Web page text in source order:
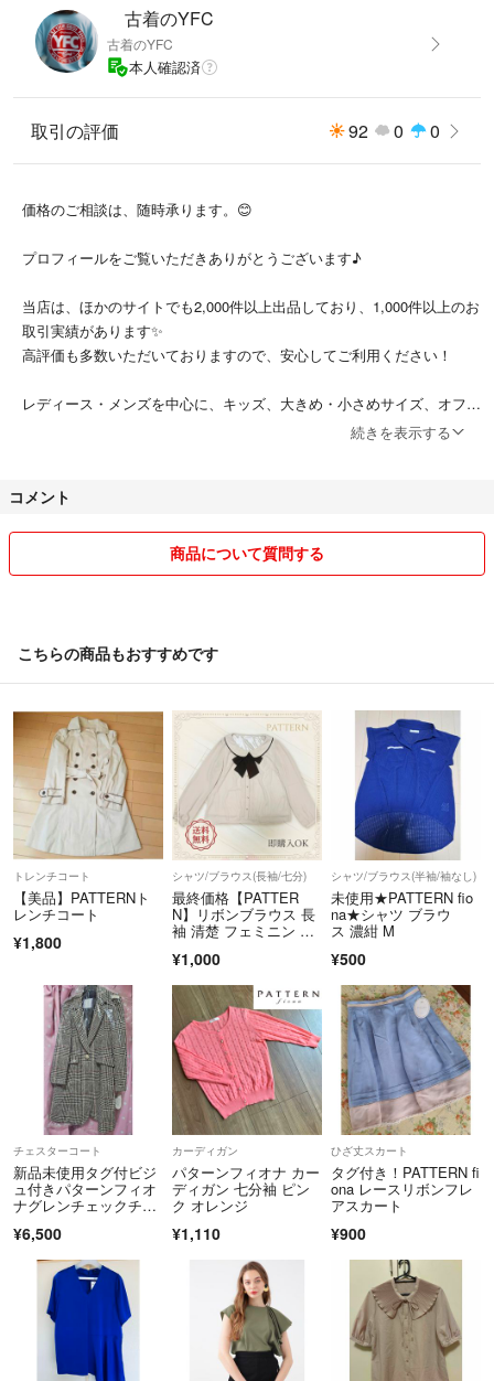
肩幅 約57cm
袖丈 約19cm
※古着商品のため多少のにおいや使用感があります。
#古着のYFC女性用 #PATTERNfiona #ブラウス #ホワイト #半袖ブラウ
ス #レディースM #春夏コーデ
古着のYFC
古着のYFC
本人確認済
取引の評価 92 0 0
価格のご相談は、随時承ります。😊
プロフィールをご覧いただきありがとうございます♪
当店は、ほかのサイトでも2,000件以上出品しており、1,000件以上のお
取引実績があります✨
高評価も多数いただいておりますので、安心してご利用ください！
レディース・メンズを中心に、キッズ、大きめ・小さめサイズ、オフィ
スカジュアル、スポーツブランド、ニット、セーター、靴・バッグなど
・1,100円～1,999円：100円引き
・2,000円～2,999円：200円引き
✅【まとめ買い割】
・3点購入：300円引き
🟥【ご確認ください】
⚠️値下げのご相談はお気軽に‼️
・ほかサイトにも出品しているため、売切れの際は削除します。
・購入後のクレーム対応は基本できません（不備があった場合は対応し
ます！）
・撮影環境により色味が異なる場合があります。
・古着特有のにおいが残る場合もあります。
✨素敵なご縁を楽しみにしています♪
続きを表示する
コメント
商品について質問する
こちらの商品もおすすめです
トレンチコート
【美品】PATTERNト
レンチコート
¥1,800
シャツ/ブラウス(長袖/七分)
最終価格【PATTER
N】リボンブラウス 長
袖 清楚 フェミニン 刺
¥1,000
シャツ/ブラウス(半袖/袖なし)
未使用★PATTERN fio
na★シャツ ブラウ
ス 濃紺 M
¥500
チェスターコート
新品未使用タグ付ビジ
ュ付きパターンフィオ
ナグレンチェックチェ
¥6,500
カーディガン
パターンフィオナ カー
ディガン 七分袖 ピン
ク オレンジ
¥1,110
ひざ丈スカート
タグ付き！PATTERN fi
ona レースリボンフレ
アスカート
¥900